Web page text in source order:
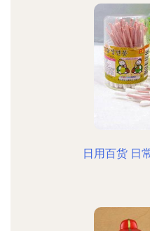
日用百货 日